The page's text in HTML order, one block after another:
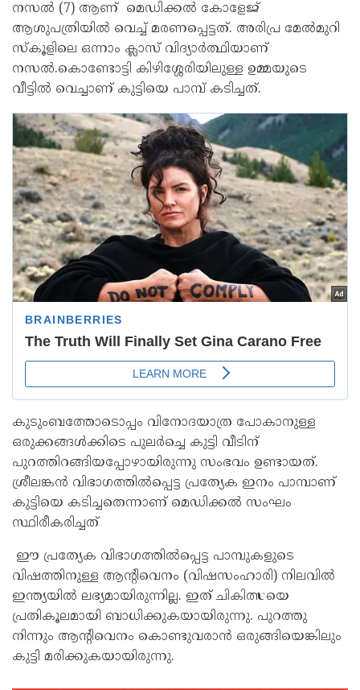
നസല്‍ (7) ആണ് മെഡിക്കല്‍ കോളേജ്
ആശുപത്രിയില്‍ വെച്ച് മരണപ്പെട്ടത്. അരിപ്ര മേല്‍മുറി
സ്‌കൂളിലെ ഒന്നാം ക്ലാസ് വിദ്യാര്‍ത്ഥിയാണ്
നസല്‍.കൊണ്ടോട്ടി കിഴിശ്ശേരിയിലുള്ള ഉമ്മയുടെ
വീട്ടില്‍ വെച്ചാണ് കുട്ടിയെ പാമ്പ് കടിച്ചത്.
കുടുംബത്തോടൊപ്പം വിനോദയാത്ര പോകാനുള്ള
ഒരുക്കങ്ങള്‍ക്കിടെ പുലര്‍ച്ചെ കുട്ടി വീടിന്
പുറത്തിറങ്ങിയപ്പോഴായിരുന്നു സംഭവം ഉണ്ടായത്.
ശ്രീലങ്കന്‍ വിഭാഗത്തില്‍പ്പെട്ട പ്രത്യേക ഇനം പാമ്പാണ്
കുട്ടിയെ കടിച്ചതെന്നാണ് മെഡിക്കല്‍ സംഘം
സ്ഥിരീകരിച്ചത്
ഈ പ്രത്യേക വിഭാഗത്തില്‍പ്പെട്ട പാമ്പുകളുടെ
വിഷത്തിനുള്ള ആന്റിവെനം (വിഷസംഹാരി) നിലവില്‍
ഇന്ത്യയില്‍ ലഭ്യമായിരുന്നില്ല. ഇത് ചികിത്സയെ
പ്രതികൂലമായി ബാധിക്കുകയായിരുന്നു. പുറത്തു
നിന്നും ആന്റിവെനം കൊണ്ടുവരാന്‍ ഒരുങ്ങിയെങ്കിലും
കുട്ടി മരിക്കുകയായിരുന്നു.